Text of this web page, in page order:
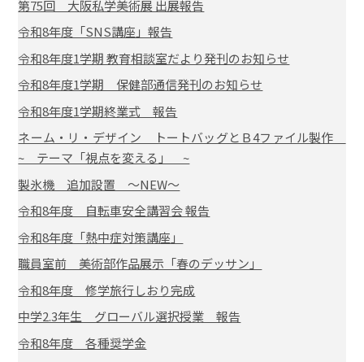
第75回 大阪私学美術展 出展報告
令和8年度「SNS講座」報告
令和8年度1学期 教育相談室だより発刊のお知らせ
令和8年度1学期 保健部通信発刊のお知らせ
令和8年度1学期終業式 報告
ネーム・リ・デザイン トートバッグとＢ4ファイル製作
~ テーマ「視点を変える」 ~
製氷機 追加設置 ～NEW～
令和8年度 自転車安全講習会 報告
令和8年度「熱中症対策講座」
職員室前 美術部作品展示「春のデッサン」
令和8年度 修学旅行しおり完成
中学2.3年生 グローバル選択授業 報告
令和8年度 各種奨学金